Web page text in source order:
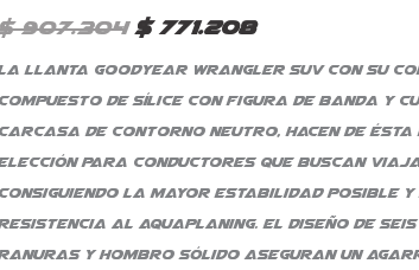
907.304 $ 907.304.
$771.208$ 771.208.
llanta Goodyear Wrangler Suv con su
compuesto de sílice con figura de banda y
carcasa de contorno neutro, hacen de
para conductores que buscan
consiguiendo la mayor estabilidad posible
al aquaplaning. El diseño de
y hombro sólido aseguran un